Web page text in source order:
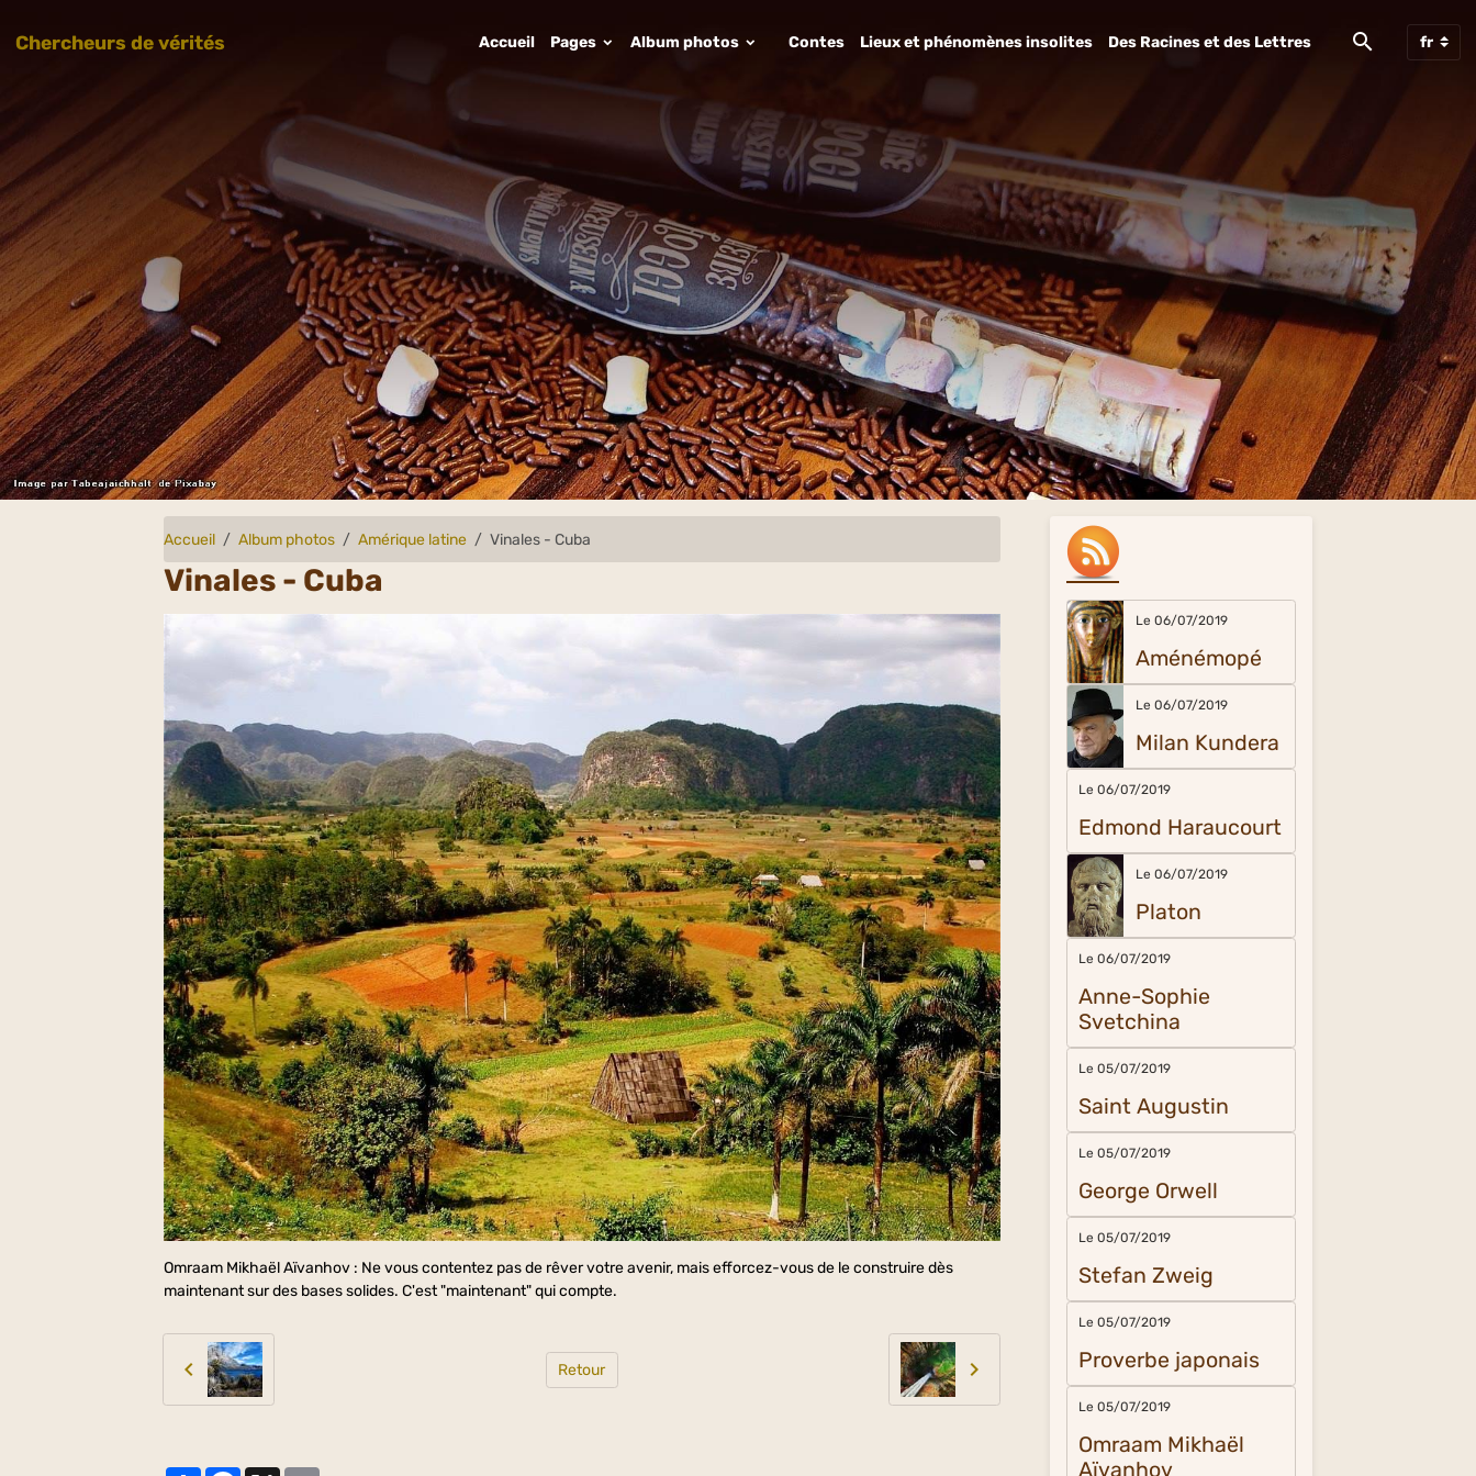
Chercheurs de vérités Accueil Pages Album photos Contes Lieux et phénomènes insolites Des Racines et des Lettres
Accueil Album photos Amérique latine Vinales - Cuba
Vinales - Cuba
Omraam Mikhaël Aïvanhov : Ne vous contentez pas de rêver votre avenir, mais efforcez-vous de le construire dès
maintenant sur des bases solides. C'est "maintenant" qui compte.
Retour
Le 06/07/2019
Aménémopé
Le 06/07/2019
Milan Kundera
Le 06/07/2019
Edmond Haraucourt
Le 06/07/2019
Platon
Le 06/07/2019
Anne-Sophie
Svetchina
Le 05/07/2019
Saint Augustin
Le 05/07/2019
George Orwell
Le 05/07/2019
Stefan Zweig
Le 05/07/2019
Proverbe japonais
Le 05/07/2019
Omraam Mikhaël
Aïvanhov